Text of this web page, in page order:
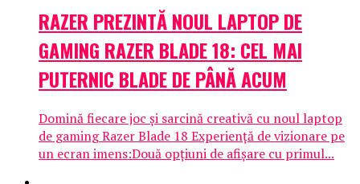
RAZER PREZINTĂ NOUL LAPTOP DE
GAMING RAZER BLADE 18: CEL MAI
PUTERNIC BLADE DE PÂNĂ ACUM
Domină fiecare joc și sarcină creativă cu noul laptop
de gaming Razer Blade 18 Experiență de vizionare pe
un ecran imens:Două opțiuni de afișare cu primul...